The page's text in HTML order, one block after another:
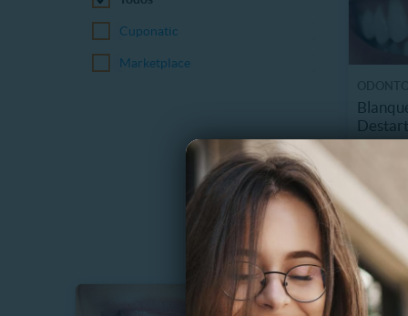
Cuponatic
Marketplace
70%